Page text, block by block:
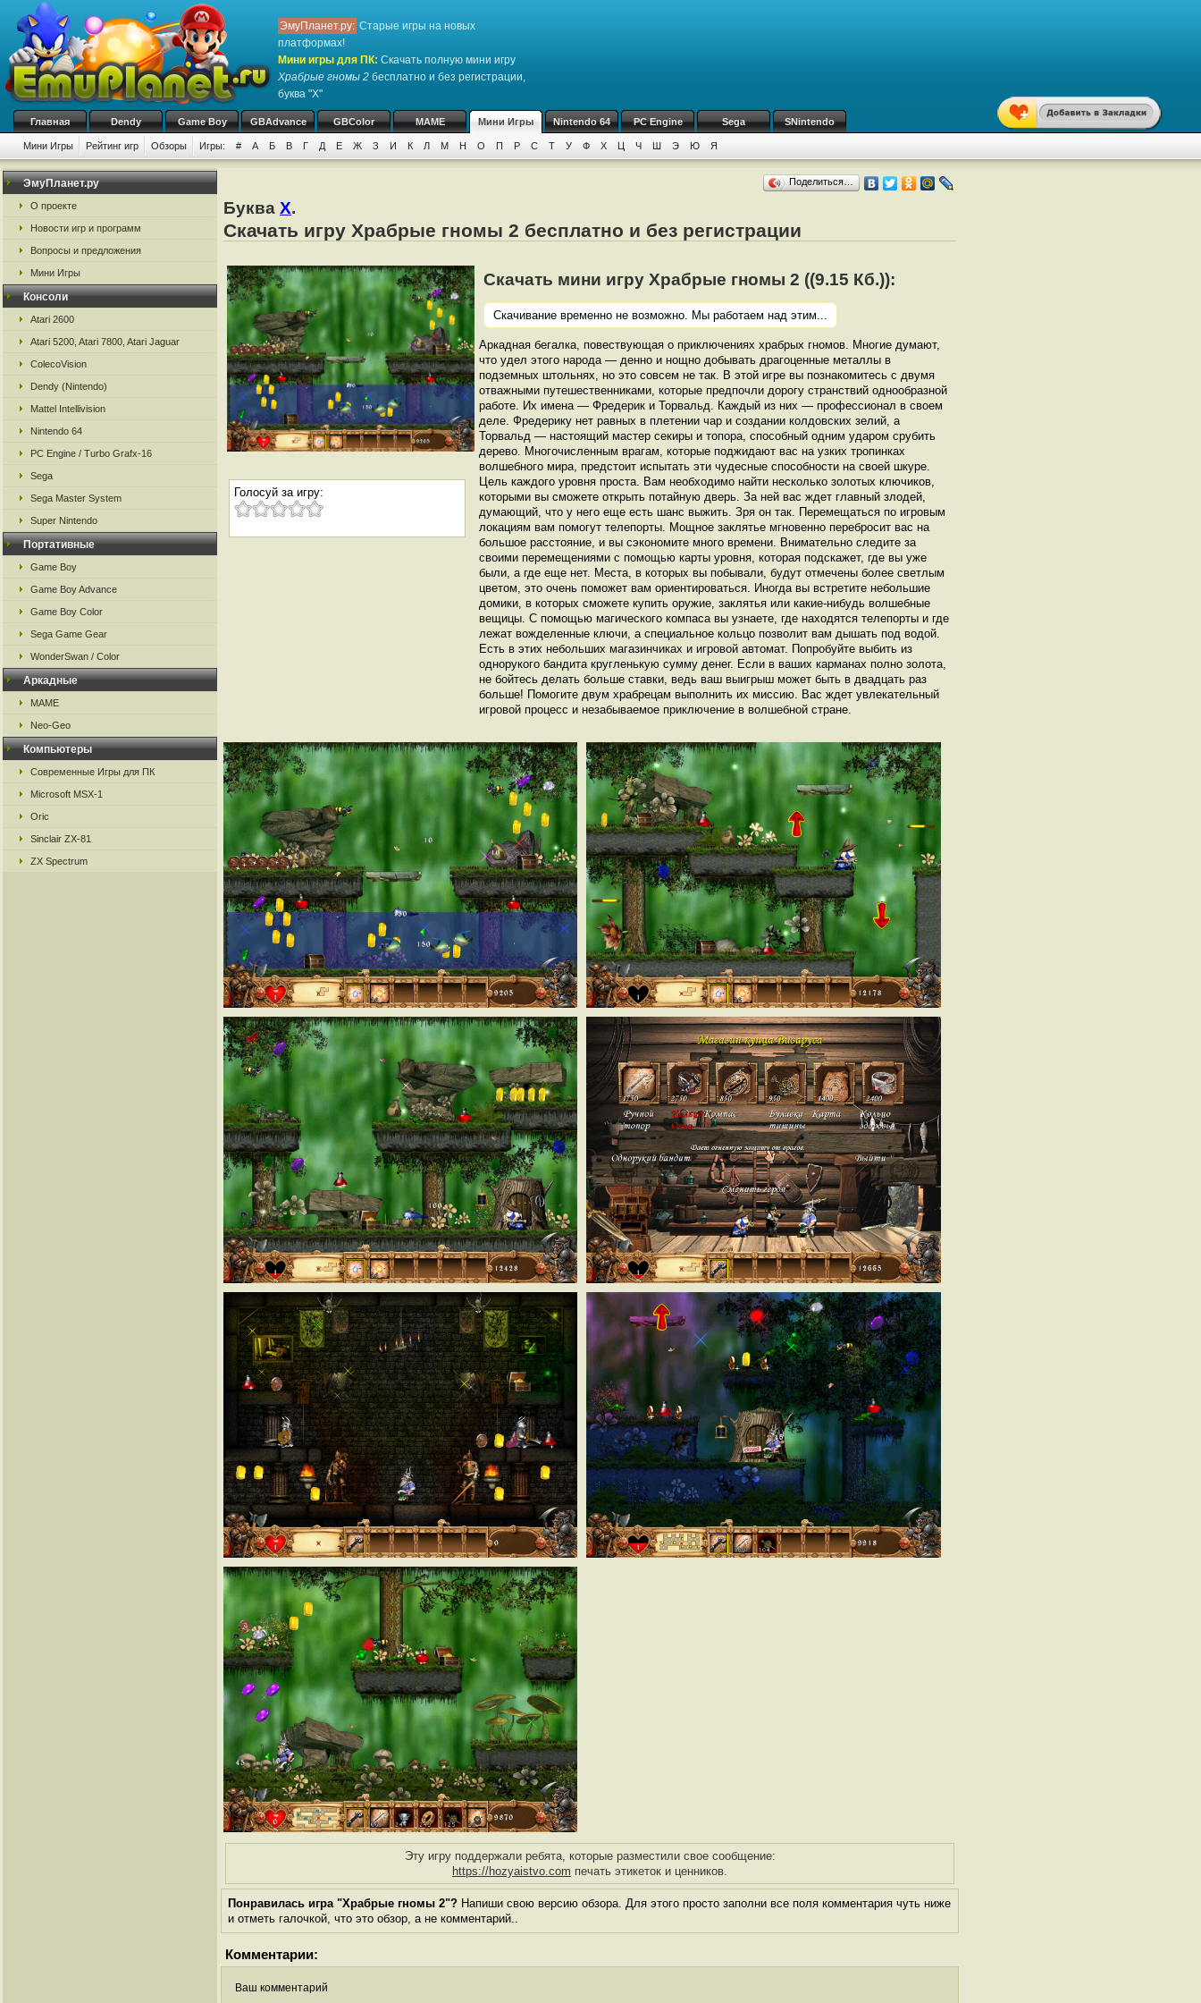
ЭмуПланет.ру: Старые игры на новых
платформах!
Мини игры для ПК: Скачать полную мини игру
Храбрые гномы 2 бесплатно и без регистрации,
буква "Х"
Главная Dendy Game Boy GBAdvance GBColor MAME Мини Игры Nintendo 64 PC Engine Sega SNintendo
Мини Игры Рейтинг игр Обзоры Игры: # А Б В Г Д Е Ж З И К Л М Н О П Р С Т У Ф Х Ц Ч Ш Э Ю Я
ЭмуПланет.ру
О проекте
Новости игр и программ
Вопросы и предложения
Мини Игры
Консоли
Atari 2600
Atari 5200, Atari 7800, Atari Jaguar
ColecoVision
Dendy (Nintendo)
Mattel Intellivision
Nintendo 64
PC Engine / Turbo Grafx-16
Sega
Sega Master System
Super Nintendo
Портативные
Game Boy
Game Boy Advance
Game Boy Color
Sega Game Gear
WonderSwan / Color
Аркадные
MAME
Neo-Geo
Компьютеры
Современные Игры для ПК
Microsoft MSX-1
Oric
Sinclair ZX-81
ZX Spectrum
Поделиться…
Буква Х.
Скачать игру Храбрые гномы 2 бесплатно и без регистрации
Голосуй за игру:
Скачать мини игру Храбрые гномы 2 ((9.15 Кб.)):
Скачивание временно не возможно. Мы работаем над этим...
Аркадная бегалка, повествующая о приключениях храбрых гномов. Многие думают,
что удел этого народа — денно и нощно добывать драгоценные металлы в
подземных штольнях, но это совсем не так. В этой игре вы познакомитесь с двумя
отважными путешественниками, которые предпочли дорогу странствий однообразной
работе. Их имена — Фредерик и Торвальд. Каждый из них — профессионал в своем
деле. Фредерику нет равных в плетении чар и создании колдовских зелий, а
Торвальд — настоящий мастер секиры и топора, способный одним ударом срубить
дерево. Многочисленным врагам, которые поджидают вас на узких тропинках
волшебного мира, предстоит испытать эти чудесные способности на своей шкуре.
Цель каждого уровня проста. Вам необходимо найти несколько золотых ключиков,
которыми вы сможете открыть потайную дверь. За ней вас ждет главный злодей,
думающий, что у него еще есть шанс выжить. Зря он так. Перемещаться по игровым
локациям вам помогут телепорты. Мощное заклятье мгновенно перебросит вас на
большое расстояние, и вы сэкономите много времени. Внимательно следите за
своими перемещениями с помощью карты уровня, которая подскажет, где вы уже
были, а где еще нет. Места, в которых вы побывали, будут отмечены более светлым
цветом, это очень поможет вам ориентироваться. Иногда вы встретите небольшие
домики, в которых сможете купить оружие, заклятья или какие-нибудь волшебные
вещицы. С помощью магического компаса вы узнаете, где находятся телепорты и где
лежат вожделенные ключи, а специальное кольцо позволит вам дышать под водой.
Есть в этих небольших магазинчиках и игровой автомат. Попробуйте выбить из
однорукого бандита кругленькую сумму денег. Если в ваших карманах полно золота,
не бойтесь делать больше ставки, ведь ваш выигрыш может быть в двадцать раз
больше! Помогите двум храбрецам выполнить их миссию. Вас ждет увлекательный
игровой процесс и незабываемое приключение в волшебной стране.
Эту игру поддержали ребята, которые разместили свое сообщение:
https://hozyaistvo.com печать этикеток и ценников.
Понравилась игра "Храбрые гномы 2"? Напиши свою версию обзора. Для этого просто заполни все поля комментария чуть ниже
и отметь галочкой, что это обзор, а не комментарий..
Комментарии:
Ваш комментарий